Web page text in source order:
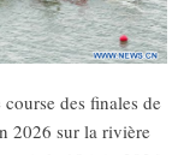
des finales de
2026 sur la rivière